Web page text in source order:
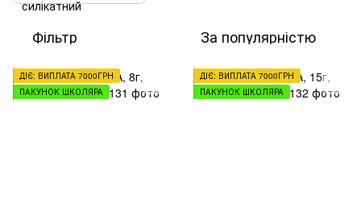
Фільтр За популярністю
ДІЄ: ВИПЛАТА 7000ГРН
ПАКУНОК ШКОЛЯРА
ДІЄ: ВИПЛАТА 7000ГРН
ПАКУНОК ШКОЛЯРА